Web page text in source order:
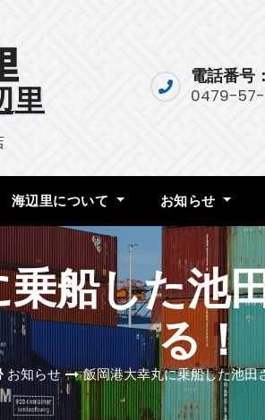
里
電話番号：
0479-57-
海辺里について お知らせ
船した池
る！
お知らせ 飯岡港大幸丸に乗船した池田